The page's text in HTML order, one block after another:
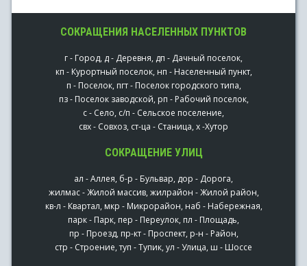
СОКРАЩЕНИЯ НАСЕЛЕННЫХ ПУНКТОВ
г - Город, д - Деревня, дп - Дачный поселок,
кп - Курортный поселок, нп - Населенный пункт,
п - Поселок, пгт - Поселок городского типа,
пз - Поселок заводской, рп - Рабочий поселок,
с - Село, с/п - Сельское поселение,
свх - Совхоз, ст-ца - Станица, х -Хутор
СОКРАЩЕНИЕ УЛИЦ
ал - Аллея, б-р - Бульвар, дор - Дорога,
жилмас - Жилой массив, жилрайон - Жилой район,
кв-л - Квартал, мкр - Микрорайон, наб - Набережная,
парк - Парк, пер - Переулок, пл - Площадь,
пр - Проезд, пр-кт - Проспект, р-н - Район,
стр - Строение, туп - Тупик, ул - Улица, ш - Шоссе